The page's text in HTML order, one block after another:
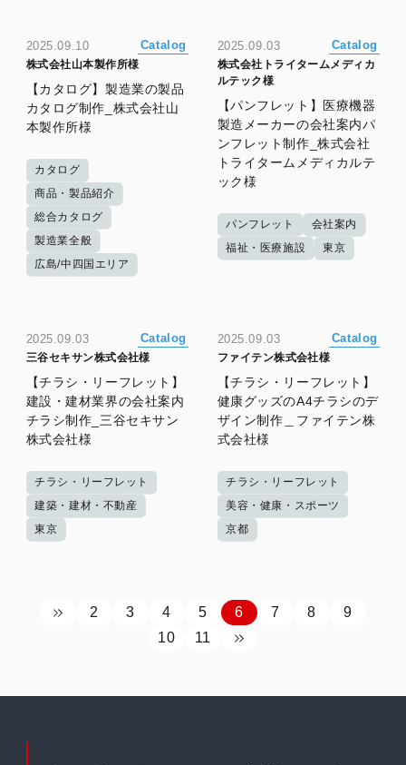
2025.09.10 Catalog
株式会社山本製作所様
【カタログ】製造業の製品
カタログ制作_株式会社山
本製作所様
カタログ
商品・製品紹介
総合カタログ
製造業全般
広島/中四国エリア
2025.09.03 Catalog
株式会社トライタームメディカ
ルテック様
【パンフレット】医療機器
製造メーカーの会社案内パ
ンフレット制作_株式会社
トライタームメディカルテ
ック様
パンフレット
会社案内
福祉・医療施設
東京
2025.09.03 Catalog
三谷セキサン株式会社様
【チラシ・リーフレット】
建設・建材業界の会社案内
チラシ制作_三谷セキサン
株式会社様
チラシ・リーフレット
建築・建材・不動産
東京
2025.09.03 Catalog
ファイテン株式会社様
【チラシ・リーフレット】
健康グッズのA4チラシのデ
ザイン制作＿ファイテン株
式会社様
チラシ・リーフレット
美容・健康・スポーツ
京都
2 3 4 5 6 7 8
9
10
11